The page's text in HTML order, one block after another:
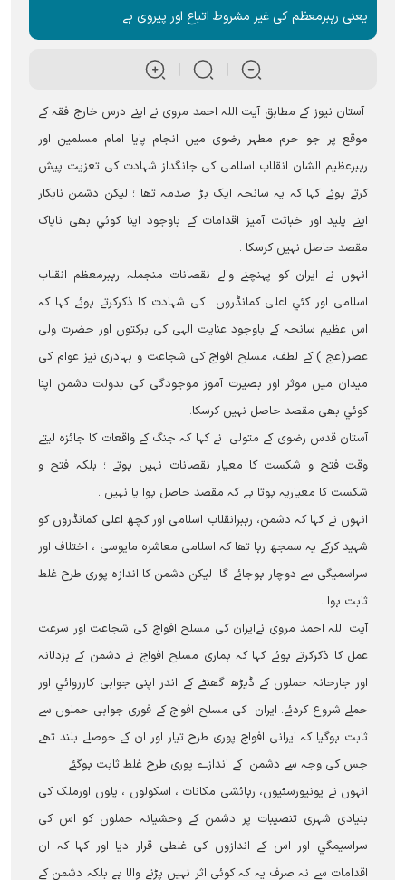
یعنی رہبرمعظم کی غیر مشروط اتباع اور پیروی ہے۔
آستان نیوز کے مطابق آيت اللہ احمد مروی نے اپنے درس خارج فقہ کے
موقع پر جو حرم مطہر رضوی میں انجام پایا امام مسلمین اور
رہبرعظیم الشان انقلاب اسلامی کی جانگداز شہادت کی تعزیت پیش
کرتے ہوئے کہا کہ یہ سانحہ ایک بڑا صدمہ تھا ؛ لیکن دشمن نابکار
اپنے پلید اور خباثت آمیز اقدامات کے باوجود اپنا کوئي بھی ناپاک
مقصد حاصل نہيں کرسکا ۔
انہوں نے ایران کو پہنچنے والے نقصانات منجملہ رہبرمعظم انقلاب
اسلامی اور کئي اعلی کمانڈروں کی شہادت کا ذکرکرتے ہوئے کہا کہ
اس عظیم سانحہ کے باوجود عنایت الہی کی برکتوں اور حضرت ولی
عصر(عج ) کے لطف، مسلح افواج کی شجاعت و بہادری نیز عوام کی
میدان میں موثر اور بصیرت آموز موجودگی کی بدولت دشمن اپنا
کوئي بھی مقصد حاصل نہیں کرسکا۔
آستان قدس رضوی کے متولی نے کہا کہ جنگ کے واقعات کا جائزہ لیتے
وقت فتح و شکست کا معیار نقصانات نہیں ہوتے ؛ بلکہ فتح و
شکست کا معیاریہ ہوتا ہے کہ مقصد حاصل ہوا یا نہیں ۔
انہوں نے کہا کہ دشمن، رہبرانقلاب اسلامی اور کچھ اعلی کمانڈروں کو
شہید کرکے یہ سمجھ رہا تھا کہ اسلامی معاشرہ مایوسی ، اختلاف اور
سراسمیگی سے دوچار ہوجائے گا لیکن دشمن کا اندازہ پوری طرح غلط
ثابت ہوا ۔
آيت اللہ احمد مروی نےایران کی مسلح افواج کی شجاعت اور سرعت
عمل کا ذکرکرتے ہوئے کہا کہ ہماری مسلح افواج نے دشمن کے بزدلانہ
اور جارحانہ حملوں کے ڈیڑھ گھنٹے کے اندر اپنی جوابی کارروائي اور
حملے شروع کردئے۔ ایران کی مسلح افواج کے فوری جوابی حملوں سے
ثابت ہوگیا کہ ایرانی افواج پوری طرح تیار اور ان کے حوصلے بلند تھے
جس کی وجہ سے دشمن کے اندازے پوری طرح غلط ثابت ہوگئے ۔
انہوں نے یونیورسٹیوں، رہائشی مکانات ، اسکولوں ، پلوں اورملک کی
بنیادی شہری تنصیبات پر دشمن کے وحشیانہ حملوں کو اس کی
سراسیمگي اور اس کے اندازوں کی غلطی قرار دیا اور کہا کہ ان
اقدامات سے نہ صرف یہ کہ کوئی اثر نہيں پڑنے والا ہے بلکہ دشمن کے